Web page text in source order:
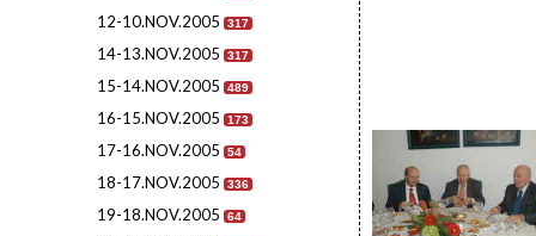
12-10.NOV.2005 317
14-13.NOV.2005 317
15-14.NOV.2005 489
16-15.NOV.2005 173
17-16.NOV.2005 54
18-17.NOV.2005 336
19-18.NOV.2005 64